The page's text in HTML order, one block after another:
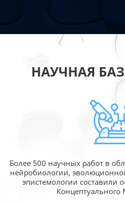
НАУЧНАЯ
Более 500 научных работ в
нейробиологии,
эпистемологии составили